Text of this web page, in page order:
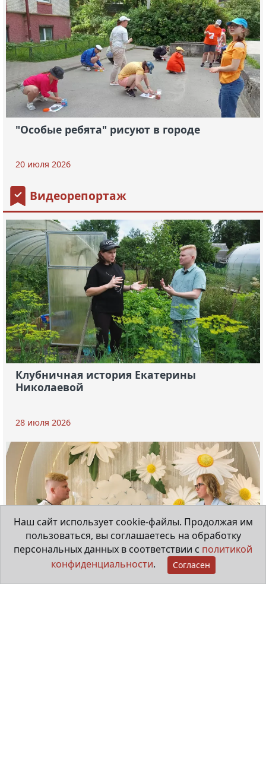
"Особые ребята" рисуют в городе
20 июля 2026
Видеорепортаж
Клубничная история Екатерины
Николаевой
28 июля 2026
Наш сайт использует cookie-файлы. Продолжая им
пользоваться, вы соглашаетесь на обработку
персональных данных в соответствии с политикой
конфиденциальности. Согласен